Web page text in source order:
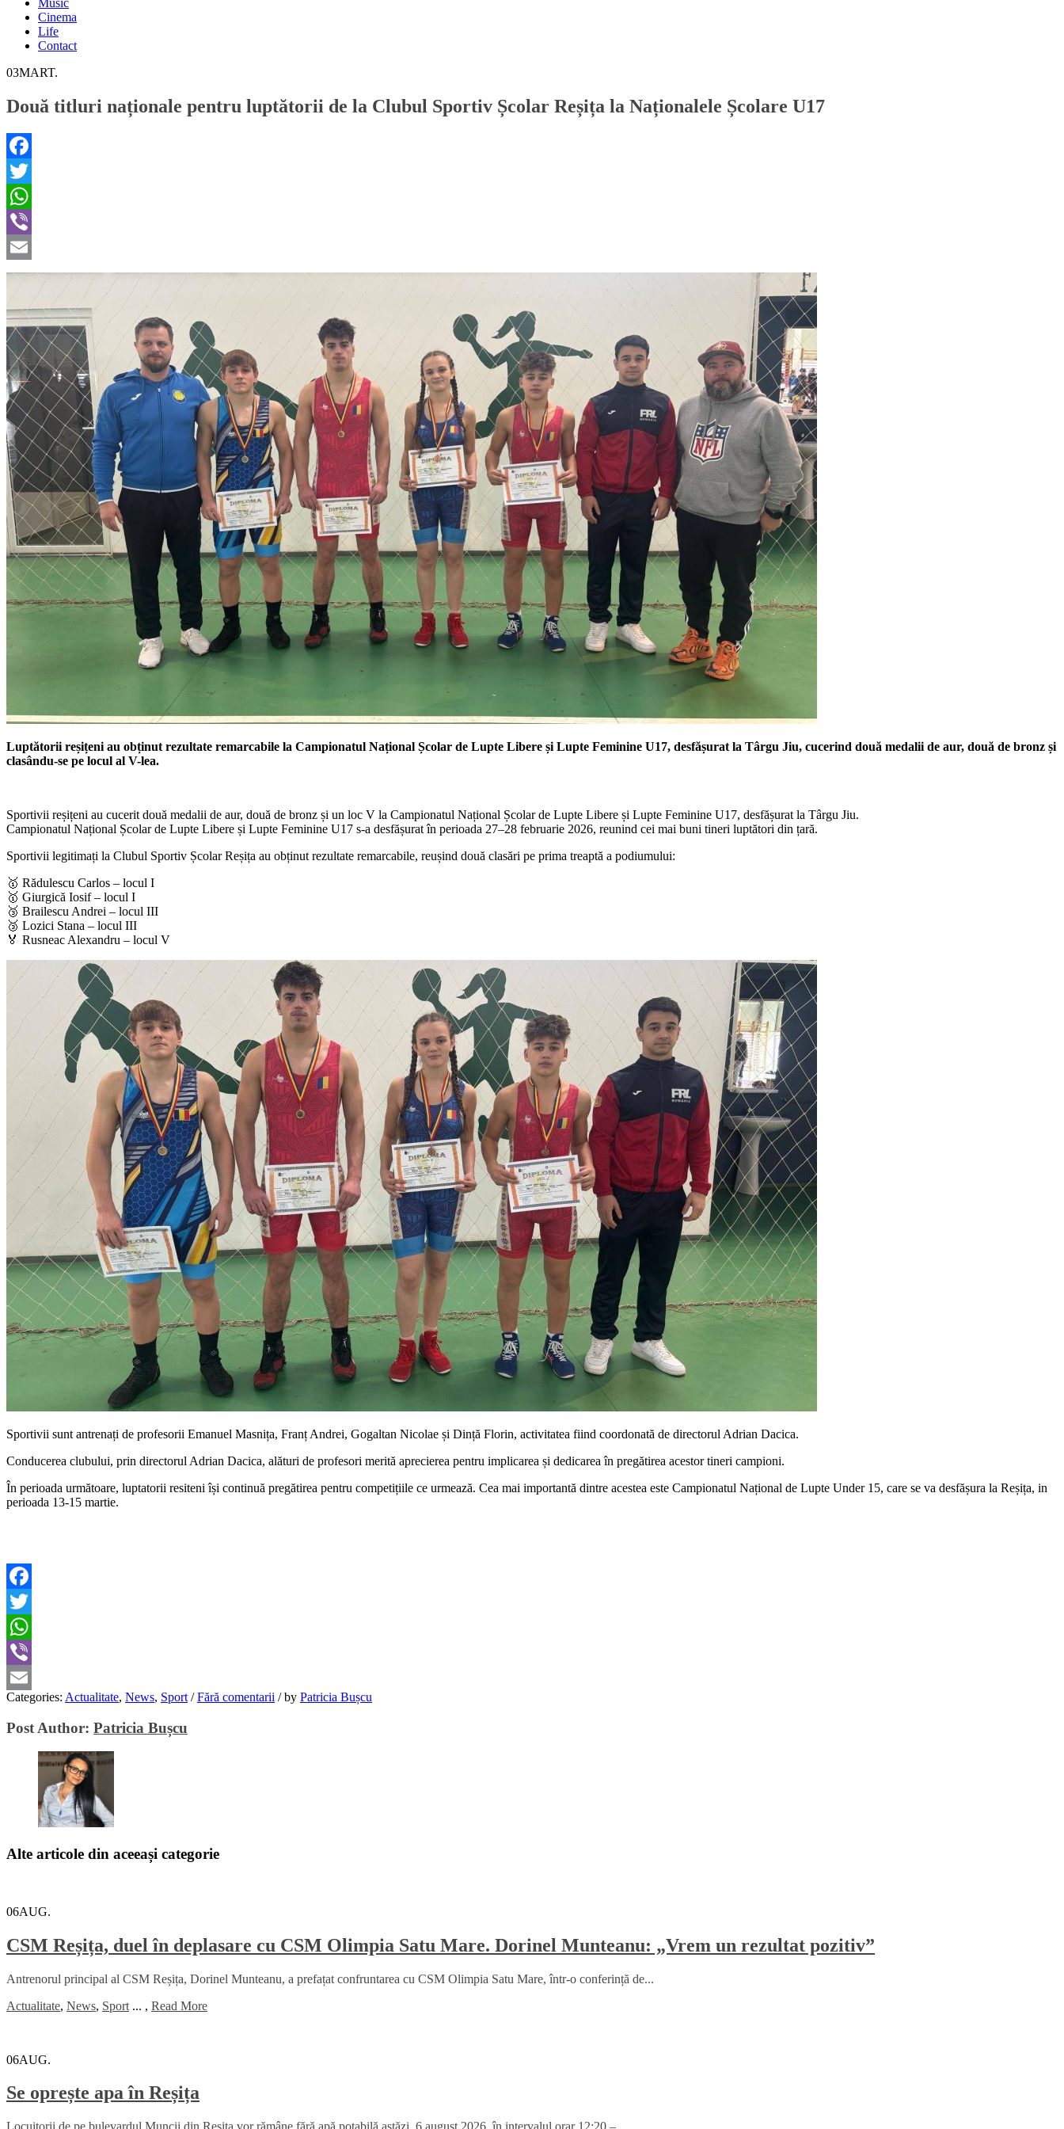
Music
Cinema
Life
Contact
03MART.
Două titluri naționale pentru luptătorii de la Clubul Sportiv Școlar Reșița la Naționalele Școlare U17
Facebook
Twitter
WhatsApp
Viber
Email
Luptătorii reșițeni au obținut rezultate remarcabile la Campionatul Național Școlar de Lupte Libere și Lupte Feminine U17, desfășurat la Târgu Jiu, cucerind două medalii de aur, două de bronz și
clasându-se pe locul al V-lea.
Sportivii reșițeni au cucerit două medalii de aur, două de bronz și un loc V la Campionatul Național Școlar de Lupte Libere și Lupte Feminine U17, desfășurat la Târgu Jiu.
Campionatul Național Școlar de Lupte Libere și Lupte Feminine U17 s-a desfășurat în perioada 27–28 februarie 2026, reunind cei mai buni tineri luptători din țară.
Sportivii legitimați la Clubul Sportiv Școlar Reșița au obținut rezultate remarcabile, reușind două clasări pe prima treaptă a podiumului:
🥇 Rădulescu Carlos – locul I
🥇 Giurgică Iosif – locul I
🥉 Brailescu Andrei – locul III
🥉 Lozici Stana – locul III
🏅 Rusneac Alexandru – locul V
Sportivii sunt antrenați de profesorii Emanuel Masnița, Franț Andrei, Gogaltan Nicolae și Dință Florin, activitatea fiind coordonată de directorul Adrian Dacica.
Conducerea clubului, prin directorul Adrian Dacica, alături de profesori merită aprecierea pentru implicarea și dedicarea în pregătirea acestor tineri campioni.
În perioada următoare, luptatorii resiteni își continuă pregătirea pentru competițiile ce urmează. Cea mai importantă dintre acestea este Campionatul Național de Lupte Under 15, care se va desfășura la Reșița, in
perioada 13-15 martie.
Facebook
Twitter
WhatsApp
Viber
Email
Categories: Actualitate, News, Sport / Fără comentarii /by Patricia Bușcu
Post Author: Patricia Bușcu
Alte articole din aceeași categorie
06AUG.
CSM Reșița, duel în deplasare cu CSM Olimpia Satu Mare. Dorinel Munteanu: „Vrem un rezultat pozitiv”
Antrenorul principal al CSM Reșița, Dorinel Munteanu, a prefațat confruntarea cu CSM Olimpia Satu Mare, într-o conferință de...
Actualitate, News, Sport ... , Read More
06AUG.
Se oprește apa în Reșița